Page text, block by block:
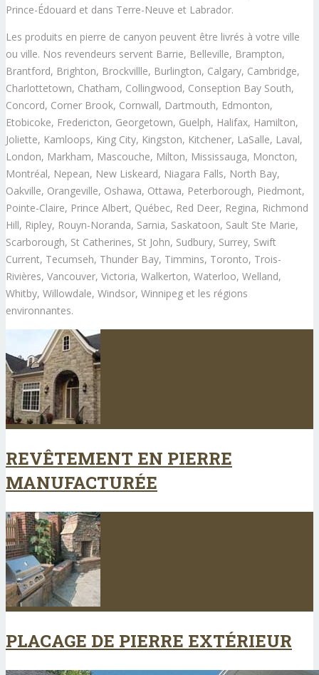
Prince-Édouard et dans Terre-Neuve et Labrador.
Les produits en pierre de canyon peuvent être livrés à votre ville
ou ville. Nos revendeurs servent Barrie, Belleville, Brampton,
Brantford, Brighton, Brockvillle, Burlington, Calgary, Cambridge,
Charlottetown, Chatham, Collingwood, Conseption Bay South,
Concord, Corner Brook, Cornwall, Dartmouth, Edmonton,
Etobicoke, Fredericton, Georgetown, Guelph, Halifax, Hamilton,
Joliette, Kamloops, King City, Kingston, Kitchener, LaSalle, Laval,
London, Markham, Mascouche, Milton, Mississauga, Moncton,
Montréal, Nepean, New Liskeard, Niagara Falls, North Bay,
Oakville, Orangeville, Oshawa, Ottawa, Peterborough, Piedmont,
Pointe-Claire, Prince Albert, Québec, Red Deer, Regina, Richmond
Hill, Ripley, Rouyn-Noranda, Sarnia, Saskatoon, Sault Ste Marie,
Scarborough, St Catherines, St John, Sudbury, Surrey, Swift
Current, Tecumseh, Thunder Bay, Timmins, Toronto, Trois-
Rivières, Vancouver, Victoria, Walkerton, Waterloo, Welland,
Whitby, Willowdale, Windsor, Winnipeg et les régions
environnantes.
REVÊTEMENT EN PIERRE
MANUFACTURÉE
PLACAGE DE PIERRE EXTÉRIEUR